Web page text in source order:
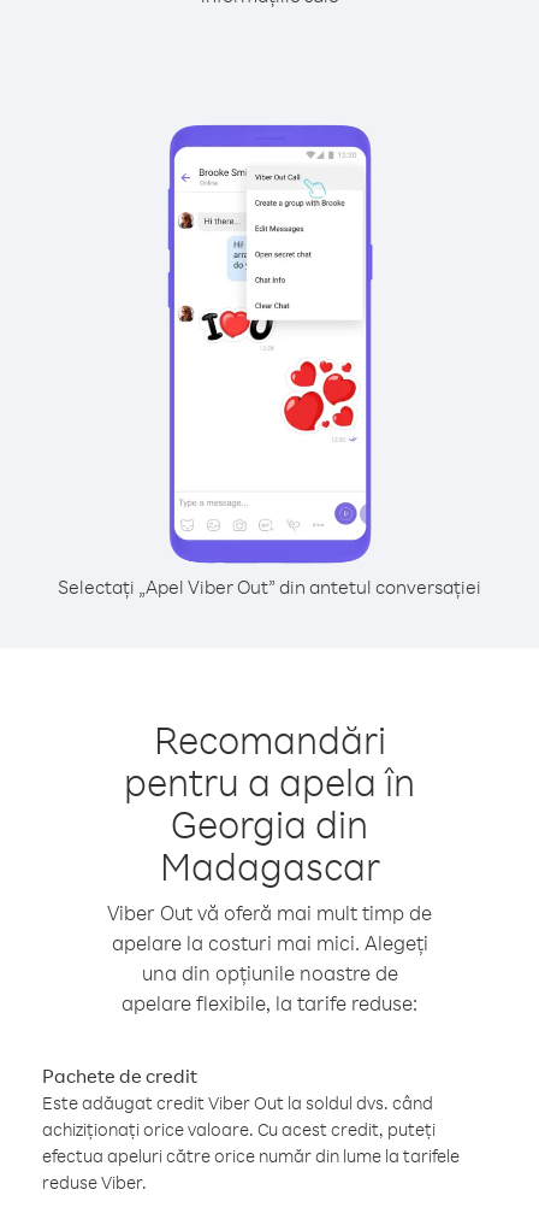
Selectați „Apel Viber Out” din antetul conversației
Recomandări
pentru a apela în
Georgia din
Madagascar
Viber Out vă oferă mai mult timp de
apelare la costuri mai mici. Alegeți
una din opțiunile noastre de
apelare flexibile, la tarife reduse:
Pachete de credit
Este adăugat credit Viber Out la soldul dvs. când
achiziționați orice valoare. Cu acest credit, puteți
efectua apeluri către orice număr din lume la tarifele
reduse Viber.